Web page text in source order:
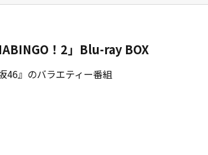
！2」Blu-ray BOX
46』のバラエティー番組